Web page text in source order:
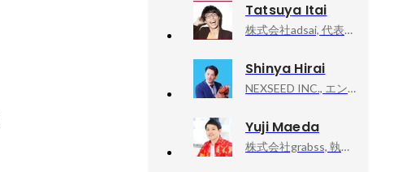
Tatsuya Itai
株式会社adsai, 代表取締役
Shinya Hirai
NEXSEED INC., エンジニア
Yuji Maeda
株式会社grabss, 執行役員 CMO 兼 TIGET事業部長